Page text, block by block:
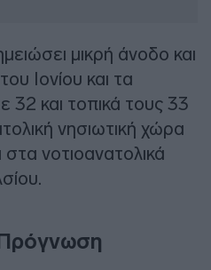
μικρή άνοδο και
Ιονίου και τα
32 και τοπικά τους 33
νησιωτική χώρα
νοτιοανατολικά